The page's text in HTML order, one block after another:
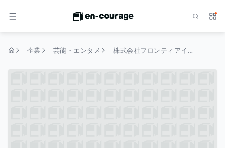
メニュー サ
企業 芸能・エンタメ 株式会社フロンティアインターナショナル